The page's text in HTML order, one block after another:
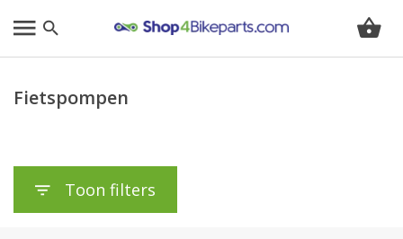
Fietspompen
Toon filters